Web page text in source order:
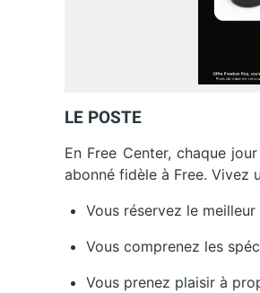
LE POSTE
En Free Center, chaque
abonné fidèle à Free. Vivez
Vous réservez le
Vous comprenez les
Vous prenez plaisir à